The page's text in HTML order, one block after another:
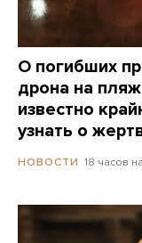
О погибших
дрона на
известно
узнать о
НОВОСТИ 18 часов